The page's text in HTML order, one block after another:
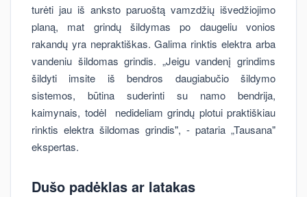
turėti jau iš anksto paruoštą vamzdžių išvedžiojimo
planą, mat grindų šildymas po daugeliu vonios
rakandų yra nepraktiškas. Galima rinktis elektra arba
vandeniu šildomas grindis. „Jeigu vandenį grindims
šildyti imsite iš bendros daugiabučio šildymo
sistemos, būtina suderinti su namo bendrija,
kaimynais, todėl nedideliam grindų plotui praktiškiau
rinktis elektra šildomas grindis", - pataria „Tausana"
ekspertas.
Dušo padėklas ar latakas